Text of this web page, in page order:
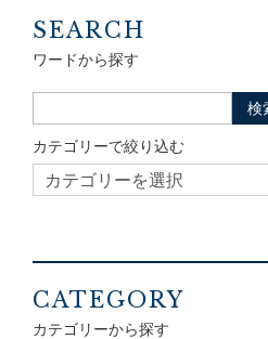
SEARCH
ワードから探す
カテゴリーで絞り込む
CATEGORY
カテゴリーから探す